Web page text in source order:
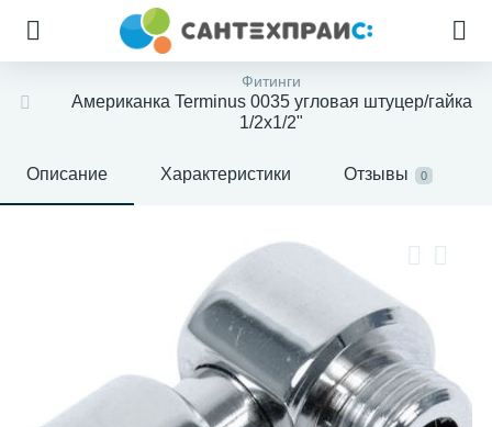
Фитинги
Американка Terminus 0035 угловая штуцер/гайка
1/2х1/2"
Описание Характеристики Отзывы 0